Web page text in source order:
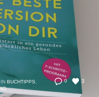
0 3
BUCHTIPPS,